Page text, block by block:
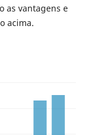
as vantagens e
acima.